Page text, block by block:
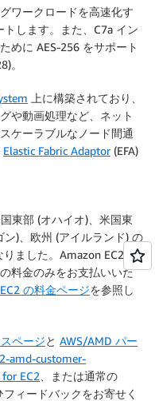
ワークロードを高速化す
トします。また、C7a イン
めに AES-256 をサポート
。
上に構築されており、
や動画処理など、ネット
ケーラブルなノード間通
Elastic Fabric Adaptor(EFA)
東部 (オハイオ)、米国東
)、欧州 (アイルランド) の
ました。Amazon EC2 で
料金のみをお支払いいた
の料金ページを参照し
ページと AWS/AMD パー
amd-customer-
for EC2 、または通常の
ィードバックをお寄せく